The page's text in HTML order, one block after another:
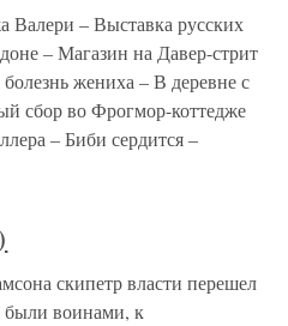
– Выставка русских
– Магазин на Давер-стрит
жениха – В деревне с
сбор во Фрогмор-коттедже
– Биби сердится –
скипетр власти перешел
были воинами, к